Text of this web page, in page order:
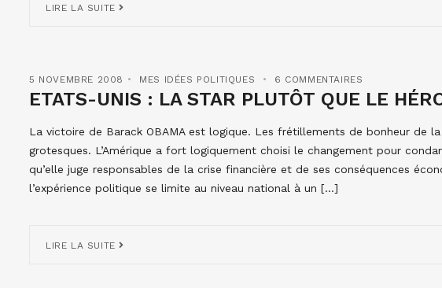
LIRE LA SUITE
5 NOVEMBRE 2008 MES IDÉES POLITIQUES 6 COMMENTAIRES
ETATS-UNIS : LA STAR PLUTÔT QUE LE
La victoire de Barack OBAMA est logique. Les frétillements de bonheur de
grotesques. L’Amérique a fort logiquement choisi le changement pour
qu’elle juge responsables de la crise financière et de ses conséquences
l’expérience politique se limite au niveau national à un […]
LIRE LA SUITE